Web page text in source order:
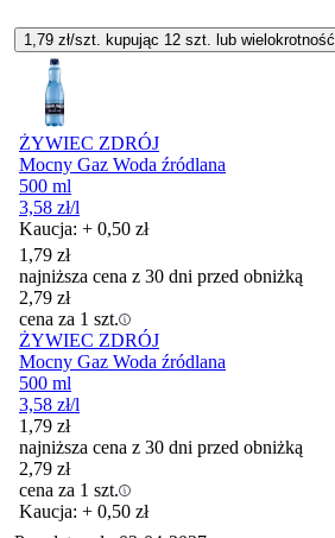
1,79 zł/szt. kupując 12 szt. lub wielokrotność
ŻYWIEC ZDRÓJ
Mocny Gaz Woda źródlana
500 ml
3,58 zł/l
Kaucja: + 0,50 zł
1,79 zł
najniższa cena z 30 dni przed obniżką
2,79 zł
cena za 1 szt.
ŻYWIEC ZDRÓJ
Mocny Gaz Woda źródlana
500 ml
3,58 zł/l
1,79 zł
najniższa cena z 30 dni przed obniżką
2,79 zł
cena za 1 szt.
Kaucja: + 0,50 zł